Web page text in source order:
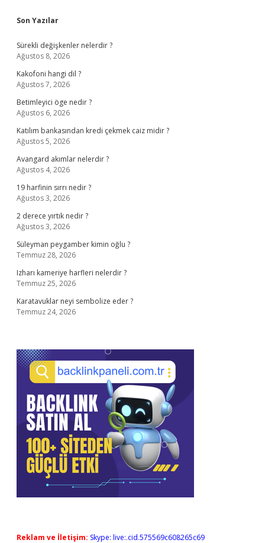
Sidebar
Son Yazılar
Sürekli değişkenler nelerdir ?
Ağustos 8, 2026
Kakofoni hangi dil ?
Ağustos 7, 2026
Betimleyici öge nedir ?
Ağustos 6, 2026
Katılım bankasından kredi çekmek caiz midir ?
Ağustos 5, 2026
Avangard akımlar nelerdir ?
Ağustos 4, 2026
19 harfinin sırrı nedir ?
Ağustos 3, 2026
2 derece yırtık nedir ?
Ağustos 3, 2026
Süleyman peygamber kimin oğlu ?
Temmuz 28, 2026
Izharı kameriye harfleri nelerdir ?
Temmuz 25, 2026
Karatavuklar neyi sembolize eder ?
Temmuz 24, 2026
Reklam ve İletişim: Skype: live:.cid.575569c608265c69